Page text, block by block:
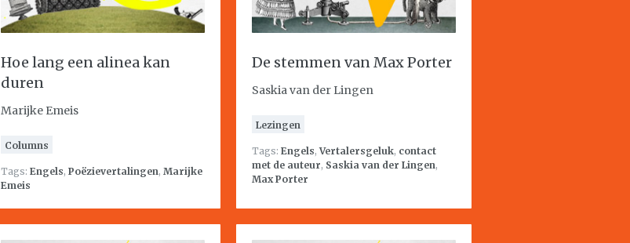
Hoe lang een alinea kan
duren
Marijke Emeis
Columns
Tags: Engels, Poëzievertalingen, Marijke
Emeis
De stemmen van Max Porter
Saskia van der Lingen
Lezingen
Tags: Engels,Vertalersgeluk, contact
met de auteur, Saskia van der Lingen,
Max Porter